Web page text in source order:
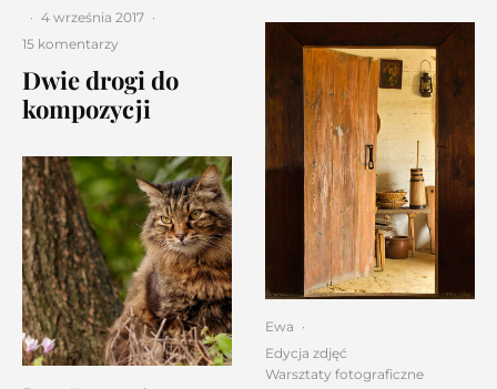
· 4 września 2017 ·
15 komentarzy
Dwie drogi do
kompozycji
Ewa ·
Edycja zdjęć
Warsztaty fotograficzne